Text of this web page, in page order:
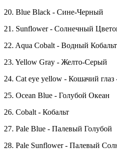
20. Blue Black - Сине-Черный
21. Sunflower - Солнечный
22. Aqua Cobalt - Водный Кобальт
23. Yellow Gray - Желто-Серый
24. Cat eye yellow - Кошачий
25. Ocean Blue - Голубой Океан
26. Cobalt - Кобальт
27. Pale Blue - Палевый Голубой
28. Pale Sunflower - Палевый